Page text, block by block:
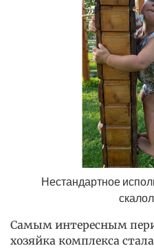
Нестандартное
Самым интересным
хозяйка комплекса